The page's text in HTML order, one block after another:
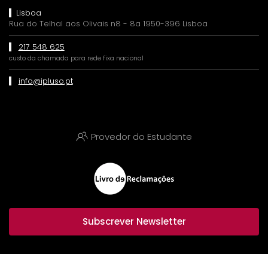
Lisboa
Rua do Telhal aos Olivais n8 - 8a 1950-396 Lisboa
217 548 625
custo da chamada para rede fixa nacional
info@ipluso.pt
Provedor do Estudante
Subscrever Newsletter